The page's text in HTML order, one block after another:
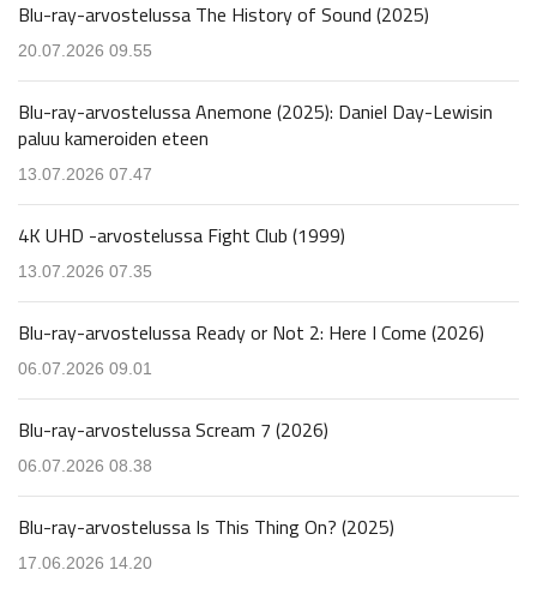
Blu-ray-arvostelussa The History of Sound (2025)
20.07.2026 09.55
Blu-ray-arvostelussa Anemone (2025): Daniel Day-Lewisin
paluu kameroiden eteen
13.07.2026 07.47
4K UHD -arvostelussa Fight Club (1999)
13.07.2026 07.35
Blu-ray-arvostelussa Ready or Not 2: Here I Come (2026)
06.07.2026 09.01
Blu-ray-arvostelussa Scream 7 (2026)
06.07.2026 08.38
Blu-ray-arvostelussa Is This Thing On? (2025)
17.06.2026 14.20